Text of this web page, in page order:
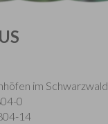
im Schwarzwald
0
14